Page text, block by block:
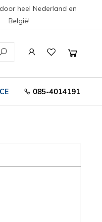
heel Nederland en
België!
085-4014191